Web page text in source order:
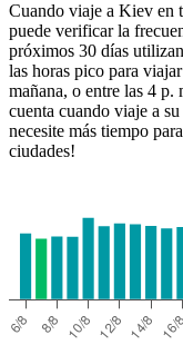
Cuando viaje a Kiev en
puede verificar la
próximos 30 días
las horas pico para
mañana, o entre las 4 p.
cuenta cuando viaje a
necesite más tiempo
ciudades!